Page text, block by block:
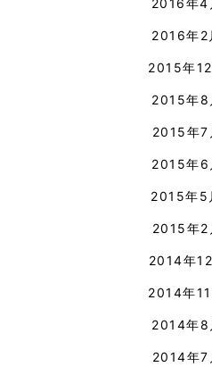
2016年4
2016年2
2015年12
2015年8
2015年7
2015年6
2015年5
2015年2
2014年12
2014年11
2014年8
2014年7